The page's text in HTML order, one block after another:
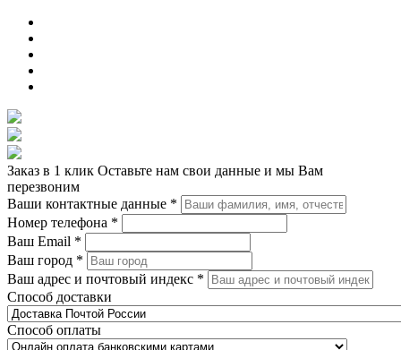
Заказ в 1 клик Оставьте нам свои данные и мы Вам
перезвоним
Ваши контактные данные *
Номер телефона *
Ваш Email *
Ваш город *
Ваш адрес и почтовый индекс *
Способ доставки
Способ оплаты